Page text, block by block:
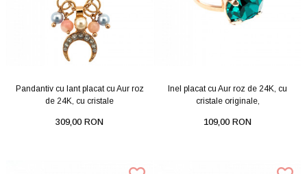
Pandantiv cu lant placat cu Aur roz
de 24K, cu cristale
309,00 RON
Inel placat cu Aur roz de 24K, cu
cristale originale,
109,00 RON